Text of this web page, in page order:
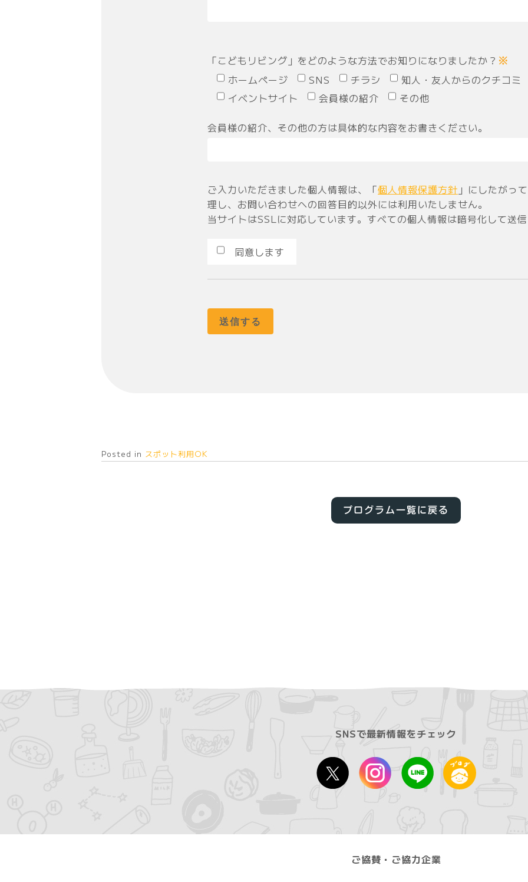
「こどもリビング」をどのような方法でお知りになりましたか？ ※
ホームページ SNS チラシ
知人・友人からのクチコミ
イベントサイト
会員様の紹介 その他
会員様の紹介、その他の方は具体的な内容をお書きください。
ご入力いただきました個人情報は、「個人情報保護方針 」にしたがっ
理し、お問い合わせへの回答目的以外には利用いたしません。
当サイトはSSLに対応しています。すべての個人情報は暗号化して送信
同意します
Posted in スポット利用OK
プログラム一覧に戻る
SNSで最新情報をチェック
ご協賛・ご協力企業